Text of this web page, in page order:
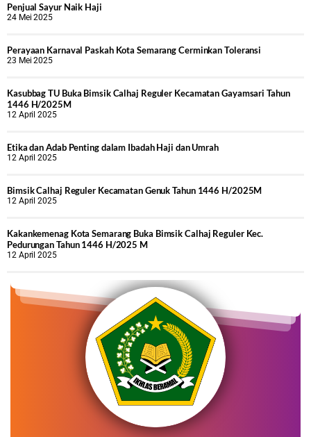
Penjual Sayur Naik Haji
24 Mei 2025
Perayaan Karnaval Paskah Kota Semarang Cerminkan Toleransi
23 Mei 2025
Kasubbag TU Buka Bimsik Calhaj Reguler Kecamatan Gayamsari Tahun
1446 H/2025M
12 April 2025
Etika dan Adab Penting dalam Ibadah Haji dan Umrah
12 April 2025
Bimsik Calhaj Reguler Kecamatan Genuk Tahun 1446 H/2025M
12 April 2025
Kakankemenag Kota Semarang Buka Bimsik Calhaj Reguler Kec.
Pedurungan Tahun 1446 H/2025 M
12 April 2025